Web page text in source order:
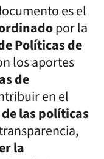
es el
por la
Políticas de
los aportes
de
en el
las políticas
la